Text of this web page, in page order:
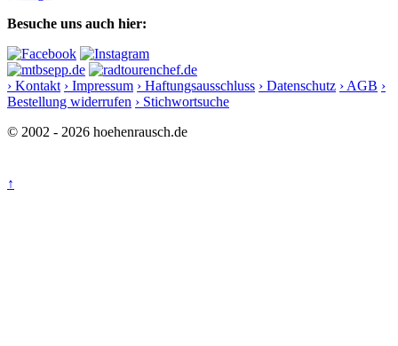
Besuche uns auch hier:
› Kontakt › Impressum › Haftungsausschluss › Datenschutz › AGB ›
Bestellung widerrufen › Stichwortsuche
© 2002 - 2026 hoehenrausch.de
↑